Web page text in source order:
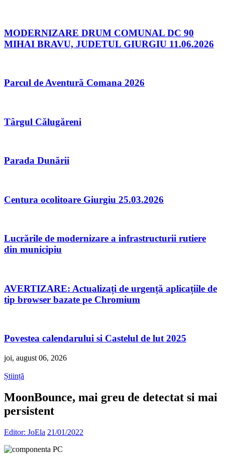
MODERNIZARE DRUM COMUNAL DC 90
MIHAI BRAVU, JUDETUL GIURGIU 11.06.2026
Parcul de Aventură Comana 2026
Târgul Călugăreni
Parada Dunării
Centura ocolitoare Giurgiu 25.03.2026
Lucrările de modernizare a infrastructurii rutiere
din municipiu
AVERTIZARE: Actualizați de urgență aplicațiile de
tip browser bazate pe Chromium
Povestea calendarului si Castelul de lut 2025
joi, august 06, 2026
Știință
MoonBounce, mai greu de detectat si mai
persistent
Editor: JoEla 21/01/2022